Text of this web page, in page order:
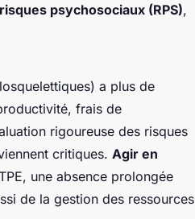
risques psychosociaux (RPS),
a plus de
frais de
rigoureuse des risques
critiques. Agir en
une absence prolongée
de la gestion des ressources